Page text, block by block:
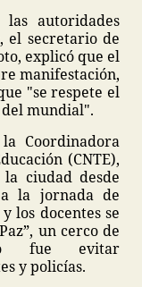
autoridades
el secretario de
explicó que el
manifestación,
"se respete el
mundial".
Coordinadora
(CNTE),
ciudad desde
la jornada de
los docentes se
un cerco de
fue evitar
y policías.